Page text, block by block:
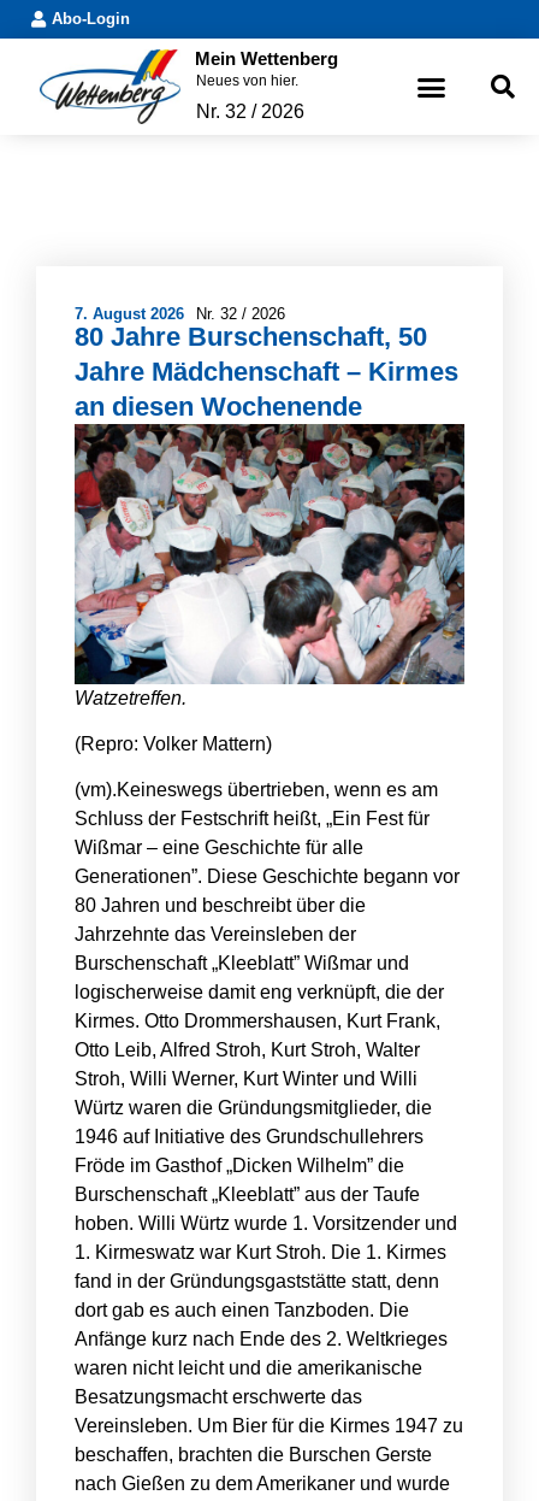
Abo-Login
Mein Wettenberg
Neues von hier.
Nr. 32 / 2026
7. August 2026 Nr. 32 / 2026
80 Jahre Burschenschaft, 50
Jahre Mädchenschaft – Kirmes
an diesen Wochenende
Watzetreffen.
(Repro: Volker Mattern)
(vm).Keineswegs übertrieben, wenn es am
Schluss der Festschrift heißt, „Ein Fest für
Wißmar – eine Geschichte für alle
Generationen”. Diese Geschichte begann vor
80 Jahren und beschreibt über die
Jahrzehnte das Vereinsleben der
Burschenschaft „Kleeblatt” Wißmar und
logischerweise damit eng verknüpft, die der
Kirmes. Otto Drommershausen, Kurt Frank,
Otto Leib, Alfred Stroh, Kurt Stroh, Walter
Stroh, Willi Werner, Kurt Winter und Willi
Würtz waren die Gründungsmitglieder, die
1946 auf Initiative des Grundschullehrers
Fröde im Gasthof „Dicken Wilhelm” die
Burschenschaft „Kleeblatt” aus der Taufe
hoben. Willi Würtz wurde 1. Vorsitzender und
1. Kirmeswatz war Kurt Stroh. Die 1. Kirmes
fand in der Gründungsgaststätte statt, denn
dort gab es auch einen Tanzboden. Die
Anfänge kurz nach Ende des 2. Weltkrieges
waren nicht leicht und die amerikanische
Besatzungsmacht erschwerte das
Vereinsleben. Um Bier für die Kirmes 1947 zu
beschaffen, brachten die Burschen Gerste
nach Gießen zu dem Amerikaner und wurde